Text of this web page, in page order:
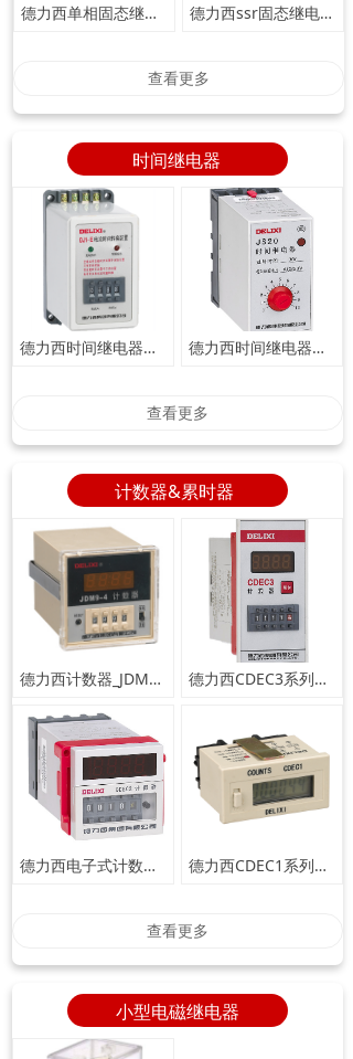
时间继电器
德力西时间继电器型号DJ1系列_电流时间转换装置 德力西时间继电器型号JS20_晶体管时间继电器
查看更多
计数器&累时器
德力西计数器_JDM9系列电子计数器 德力西CDEC3系列电子式计数器
德力西电子式计数器CDEC2系列 德力西CDEC1系列超小型电子计数器
查看更多
小型电磁继电器
德力西单相固态继电器CDG1_固态继电器厂家 德力西ssr固态继电器_CDG2工业级固态继电器
查看更多